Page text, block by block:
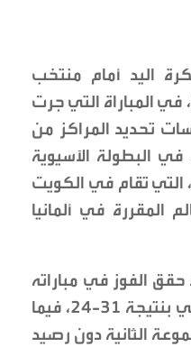
اليد أمام منتخب
هونغ كونغ بنتيجة 21-25، في المباراة التي جرت
تحديد المراكز من
البطولة الآسيوية
التي تقام في الكويت
المقررة في ألمانيا
الفوز في مباراته
السابقة على نظيره العماني بنتيجة 31-24، فيما
الثانية دون رصيد